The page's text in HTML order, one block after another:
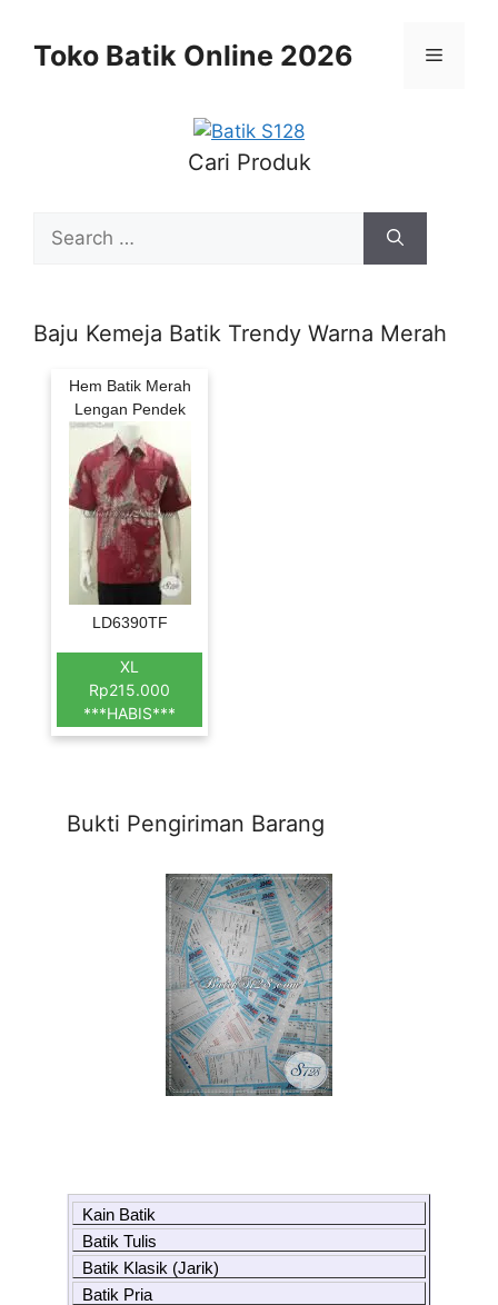
contentToko Batik Online 2026 Menu
Cari Produk
for:
Baju Kemeja Batik Trendy Warna Merah
Hem Batik Merah
Lengan Pendek
LD6390TF
XL
Rp215.000
***HABIS***
Bukti Pengiriman Barang
Kain Batik
Batik Tulis
Batik Klasik (Jarik)
Batik Pria